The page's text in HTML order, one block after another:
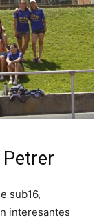
sub16,
interesantes